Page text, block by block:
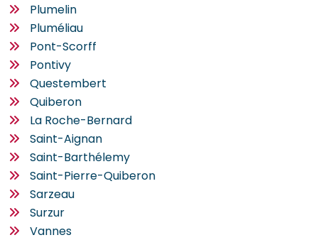
Plumelin
Pluméliau
Pont-Scorff
Pontivy
Questembert
Quiberon
La Roche-Bernard
Saint-Aignan
Saint-Barthélemy
Saint-Pierre-Quiberon
Sarzeau
Surzur
Vannes